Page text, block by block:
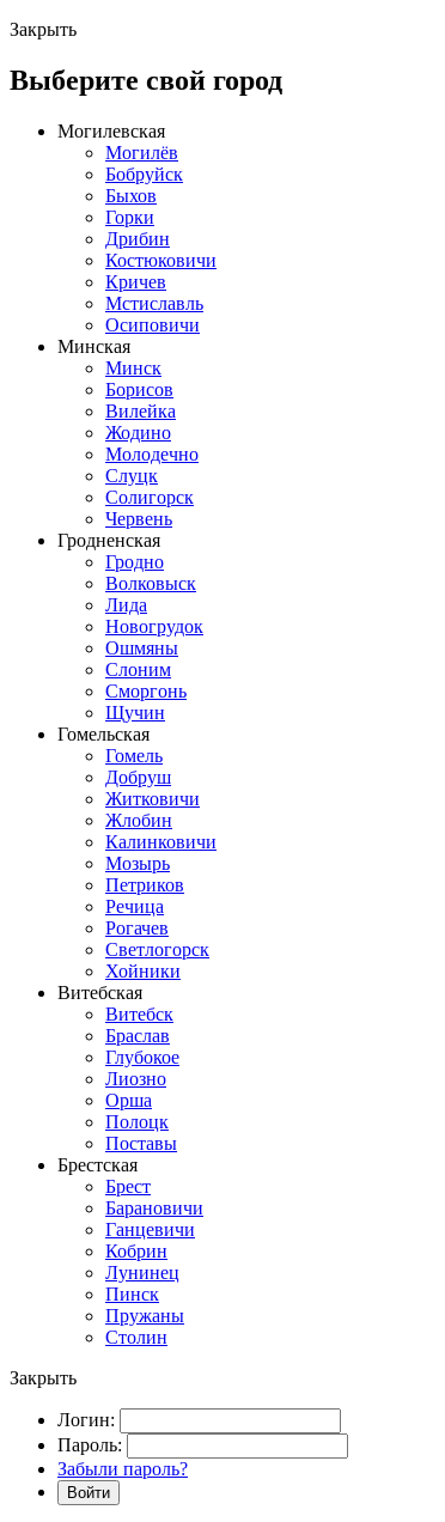
Закрыть
Выберите свой город
Могилевская
Могилёв
Бобруйск
Быхов
Горки
Дрибин
Костюковичи
Кричев
Мстиславль
Осиповичи
Минская
Минск
Борисов
Вилейка
Жодино
Молодечно
Слуцк
Солигорск
Червень
Гродненская
Гродно
Волковыск
Лида
Новогрудок
Ошмяны
Слоним
Сморгонь
Щучин
Гомельская
Гомель
Добруш
Житковичи
Жлобин
Калинковичи
Мозырь
Петриков
Речица
Рогачев
Светлогорск
Хойники
Витебская
Витебск
Браслав
Глубокое
Лиозно
Орша
Полоцк
Поставы
Брестская
Брест
Барановичи
Ганцевичи
Кобрин
Лунинец
Пинск
Пружаны
Столин
Закрыть
Логин:
Пароль:
Забыли пароль?
Войти